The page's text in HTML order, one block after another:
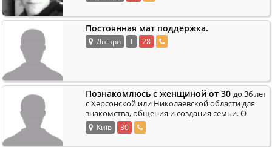
Постоянная мат поддержка.
Дніпро T 28
Познакомлюсь с женщиной от 30 до 36 лет
с Херсонской или Николаевской области для
знакомства, общения и создания семьи. О
себе: 37 лет, рост 170, вес 60. Не жен
Київ 30